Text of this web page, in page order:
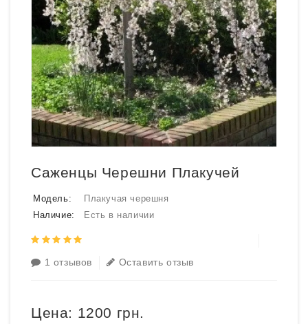
Саженцы Черешни Плакучей
Модель:
Плакучая черешня
Наличие:
Есть в наличии
1 отзывов Оставить отзыв
Цена: 1200 грн.